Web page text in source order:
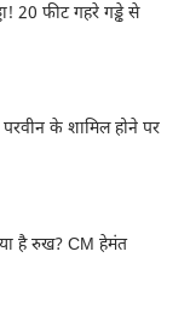
20 फीट गहरे गड्ढे से
के शामिल होने पर
है रुख? CM हेमंत